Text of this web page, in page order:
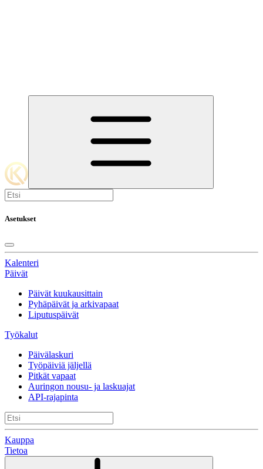
Asetukset
Kalenteri
Päivät
Päivät kuukausittain
Pyhäpäivät ja arkivapaat
Liputuspäivät
Työkalut
Päivälaskuri
Työpäiviä jäljellä
Pitkät vapaat
Auringon nousu- ja laskuajat
API-rajapinta
Kauppa
Tietoa